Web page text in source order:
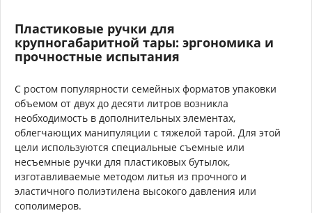
Пластиковые ручки для
крупногабаритной тары: эргономика и
прочностные испытания
С ростом популярности семейных форматов упаковки
объемом от двух до десяти литров возникла
необходимость в дополнительных элементах,
облегчающих манипуляции с тяжелой тарой. Для этой
цели используются специальные съемные или
несъемные ручки для пластиковых бутылок,
изготавливаемые методом литья из прочного и
эластичного полиэтилена высокого давления или
сополимеров.